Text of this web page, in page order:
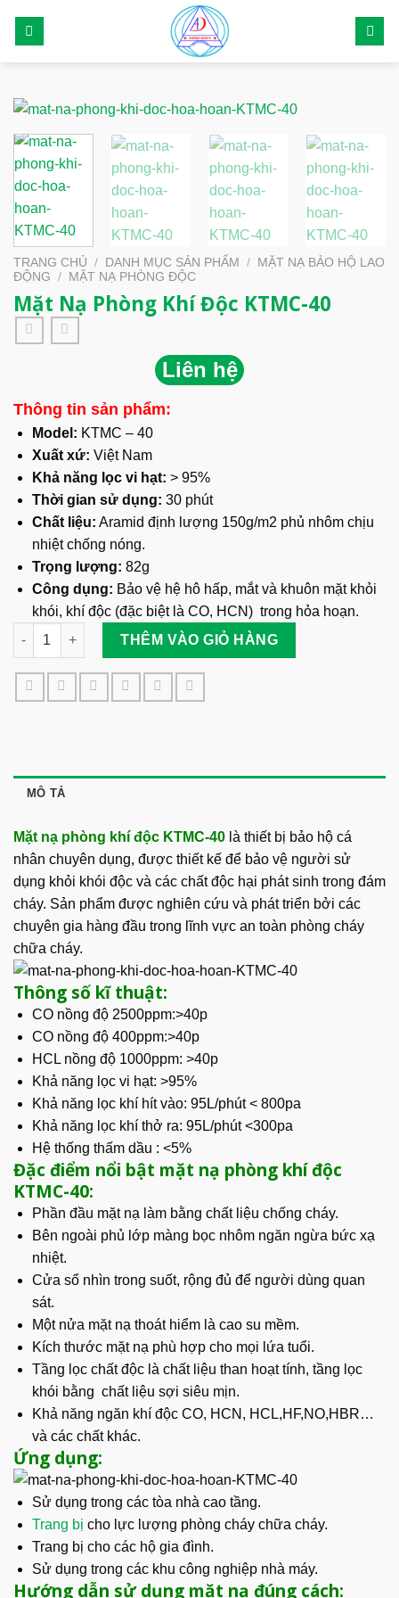
TRANG CHỦ / DANH MỤC SẢN PHẨM /
MẶT NẠ BẢO HỘ LAO
ĐỘNG
/ MẶT NẠ PHÒNG ĐỘC
Mặt Nạ Phòng Khí Độc KTMC-40
Liên hệ
Thông tin sản phẩm:
Model: KTMC – 40
Xuất xứ: Việt Nam
Khả năng lọc vi hạt: > 95%
Thời gian sử dụng: 30 phút
Chất liệu: Aramid định lượng 150g/m2 phủ nhôm chịu
nhiệt chống nóng.
Trọng lượng: 82g
Công dụng: Bảo vệ hệ hô hấp, mắt và khuôn mặt khỏi
khói, khí độc (đặc biệt là CO, HCN) trong hỏa hoạn.
Mặt Nạ Phòng Khí Độc KTMC-40 số lượng
THÊM VÀO GIỎ HÀNG
MÔ TẢ
Mặt nạ phòng khí độc KTMC-40 là thiết bị bảo hộ cá
nhân chuyên dụng, được thiết kế để bảo vệ người sử
dụng khỏi khói độc và các chất độc hại phát sinh trong đám
cháy. Sản phẩm được nghiên cứu và phát triển bởi các
chuyên gia hàng đầu trong lĩnh vực an toàn phòng cháy
chữa cháy.
Thông số kĩ thuật:
CO nồng độ 2500ppm:>40p
CO nồng độ 400ppm:>40p
HCL nồng độ 1000ppm: >40p
Khả năng lọc vi hạt: >95%
Khả năng lọc khí hít vào: 95L/phút < 800pa
Khả năng lọc khí thở ra: 95L/phút <300pa
Hệ thống thấm dầu : <5%
Đặc điểm nổi bật mặt nạ phòng khí độc
KTMC-40:
Phần đầu mặt nạ làm bằng chất liệu chống cháy.
Bên ngoài phủ lớp màng bọc nhôm ngăn ngừa bức xạ
nhiệt.
Cửa sổ nhìn trong suốt, rộng đủ để người dùng quan
sát.
Một nửa mặt nạ thoát hiểm là cao su mềm.
Kích thước mặt nạ phù hợp cho mọi lứa tuổi.
Tầng lọc chất độc là chất liệu than hoạt tính, tầng lọc
khói bằng chất liệu sợi siêu mịn.
Khả năng ngăn khí độc CO, HCN, HCL,HF,NO,HBR…
và các chất khác.
Ứng dụng:
Sử dụng trong các tòa nhà cao tầng.
Trang bị cho lực lượng phòng cháy chữa cháy.
Trang bị cho các hộ gia đình.
Sử dụng trong các khu công nghiệp nhà máy.
Hướng dẫn sử dụng mặt nạ đúng cách: